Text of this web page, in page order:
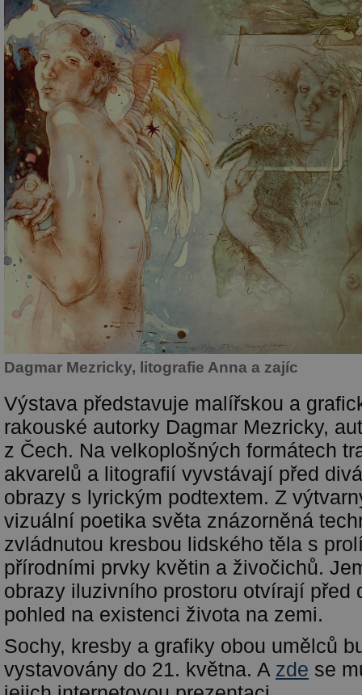
Dagmar Mezricky, litografie Anna a zajíc
Výstava představuje malířskou a
rakouské autorky Dagmar Mezricky,
z Čech. Na velkoplošných formátech
akvarelů a litografií vyvstávají před
obrazy s lyrickým podtextem. Z
vizuální poetika světa znázorněná
zvládnutou kresbou lidského těla s
přírodními prvky květin a živočichů.
obrazy iluzivního prostoru otvírají před
pohled na existenci života na zemi.
Sochy, kresby a grafiky obou umělců
vystavovány do 21. května. A zde se